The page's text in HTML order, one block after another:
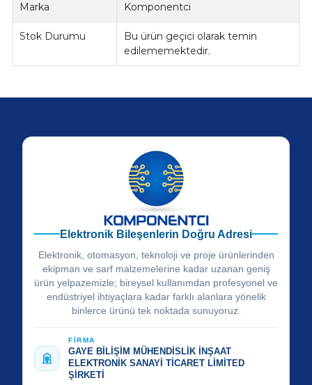
Marka Komponentci
Stok Durumu
Bu ürün geçici olarak temin
edilememektedir.
Elektronik Bileşenlerin Doğru Adresi
Elektronik, otomasyon, teknoloji ve proje ürünlerinden
ekipman ve sarf malzemelerine kadar uzanan geniş
ürün yelpazemizle; bireysel kullanımdan profesyonel ve
endüstriyel ihtiyaçlara kadar farklı alanlara yönelik
binlerce ürünü tek noktada sunuyoruz.
FİRMA
GAYE BİLİŞİM MÜHENDİSLİK İNŞAAT
ELEKTRONİK SANAYİ TİCARET LİMİTED
ŞİRKETİ